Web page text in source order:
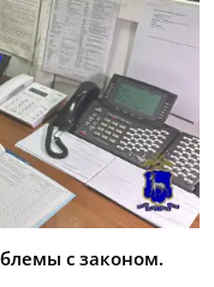
с законом.